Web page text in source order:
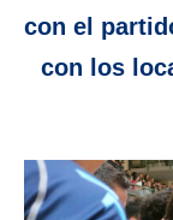
con el
con los